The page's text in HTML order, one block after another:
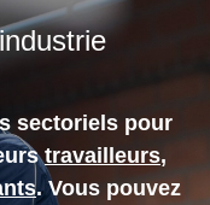
sectoriels pour
travailleurs,
. Vous pouvez